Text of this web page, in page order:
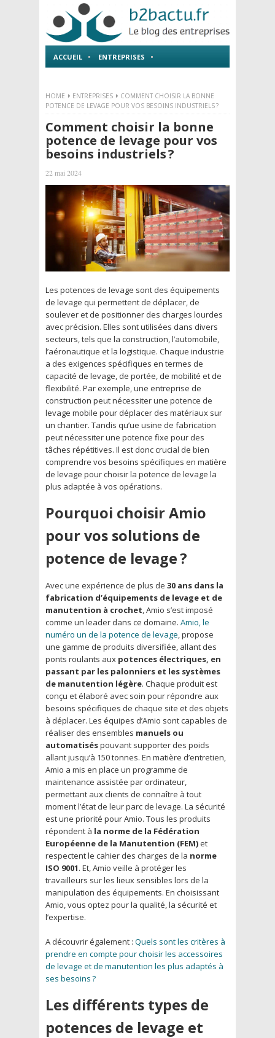
ACCUEIL ENTREPRISES
HOME ENTREPRISES
COMMENT CHOISIR LA BONNE
POTENCE DE LEVAGE POUR VOS BESOINS INDUSTRIELS ?
Comment choisir la bonne
potence de levage pour vos
besoins industriels ?
22 mai 2024
Les potences de levage sont des équipements
de levage qui permettent de déplacer, de
soulever et de positionner des charges lourdes
avec précision. Elles sont utilisées dans divers
secteurs, tels que la construction, l’automobile,
l’aéronautique et la logistique. Chaque industrie
a des exigences spécifiques en termes de
capacité de levage, de portée, de mobilité et de
flexibilité. Par exemple, une entreprise de
construction peut nécessiter une potence de
levage mobile pour déplacer des matériaux sur
un chantier. Tandis qu’ue usine de fabrication
peut nécessiter une potence fixe pour des
tâches répétitives. Il est donc crucial de bien
comprendre vos besoins spécifiques en matière
de levage pour choisir la potence de levage la
plus adaptée à vos opérations.
Pourquoi choisir Amio
pour vos solutions de
potence de levage ?
Avec une expérience de plus de 30 ans dans la
fabrication d’équipements de levage et de
manutention à crochet, Amio s’est imposé
comme un leader dans ce domaine. Amio, le
numéro un de la potence de levage, propose
une gamme de produits diversifiée, allant des
ponts roulants aux potences électriques, en
passant par les palonniers et les systèmes
de manutention légère. Chaque produit est
conçu et élaboré avec soin pour répondre aux
besoins spécifiques de chaque site et des objets
à déplacer. Les équipes d’Amio sont capables de
réaliser des ensembles manuels ou
automatiséspouvant supporter des poids
allant jusqu’à 150 tonnes. En matière d’entretien,
Amio a mis en place un programme de
maintenance assistée par ordinateur,
permettant aux clients de connaître à tout
moment l’état de leur parc de levage. La sécurité
est une priorité pour Amio. Tous les produits
répondent à la norme de la Fédération
Européenne de la Manutention (FEM)et
respectent le cahier des charges de la norme
ISO 9001. Et, Amio veille à protéger les
travailleurs sur les lieux sensibles lors de la
manipulation des équipements. En choisissant
Amio, vous optez pour la qualité, la sécurité et
l’expertise.
A découvrir également : Quels sont les critères à
prendre en compte pour choisir les accessoires
de levage et de manutention les plus adaptés à
ses besoins ?
Les différents types de
potences de levage et